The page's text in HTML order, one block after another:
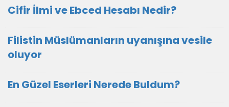
Cifir İlmi ve Ebced Hesabı Nedir?
Filistin Müslümanların uyanışına vesile
oluyor
En Güzel Eserleri Nerede Buldum?